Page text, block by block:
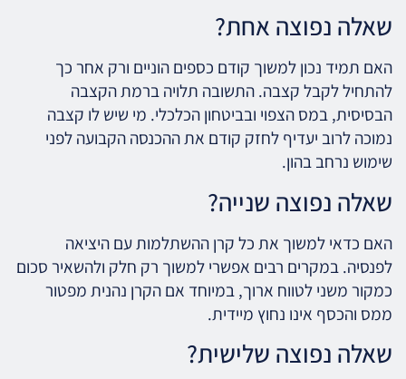
שאלה נפוצה אחת?
האם תמיד נכון למשוך קודם כספים הוניים ורק אחר כך
להתחיל לקבל קצבה. התשובה תלויה ברמת הקצבה
הבסיסית, במס הצפוי ובביטחון הכלכלי. מי שיש לו קצבה
נמוכה לרוב יעדיף לחזק קודם את ההכנסה הקבועה לפני
שימוש נרחב בהון.
שאלה נפוצה שנייה?
האם כדאי למשוך את כל קרן ההשתלמות עם היציאה
לפנסיה. במקרים רבים אפשרי למשוך רק חלק ולהשאיר סכום
כמקור משני לטווח ארוך, במיוחד אם הקרן נהנית מפטור
ממס והכסף אינו נחוץ מיידית.
שאלה נפוצה שלישית?